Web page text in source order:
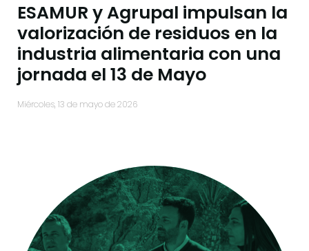
ESAMUR y Agrupal impulsan la
valorización de residuos en la
industria alimentaria con una
jornada el 13 de Mayo
miércoles, 13 de mayo de 2026